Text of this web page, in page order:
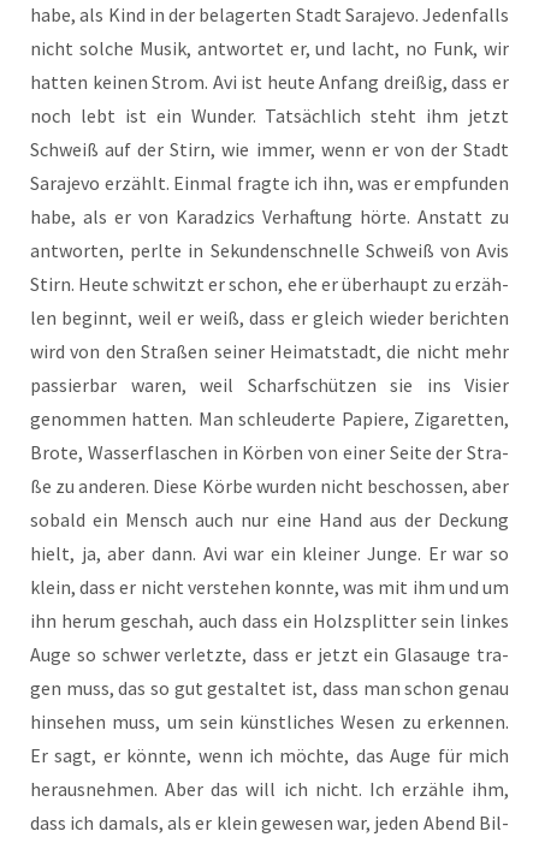
habe, als Kind in der bela­ger­ten Stadt Sara­je­vo. Jeden­falls
nicht sol­che Musik, ant­wor­tet er, und lacht, no Funk, wir
hat­ten kei­nen Strom. Avi ist heu­te Anfang drei­ßig, dass er
noch lebt ist ein Wun­der. Tat­säch­lich steht ihm jetzt
Schweiß auf der Stirn, wie immer, wenn er von der Stadt
Sara­je­vo erzählt. Ein­mal frag­te ich ihn, was er emp­fun­den
habe, als er von Karad­zics Ver­haf­tung hör­te. Anstatt zu
ant­wor­ten, perl­te in Sekun­den­schnel­le Schweiß von Avis
Stirn. Heu­te schwitzt er schon, ehe er über­haupt zu erzäh­
len beginnt, weil er weiß, dass er gleich wie­der berich­ten
wird von den Stra­ßen sei­ner Hei­mat­stadt, die nicht mehr
pas­sier­bar waren, weil Scharf­schüt­zen sie ins Visier
genom­men hat­ten. Man schleu­der­te Papie­re, Ziga­ret­ten,
Bro­te, Was­ser­fla­schen in Kör­ben von einer Sei­te der Stra­
ße zu ande­ren. Die­se Kör­be wur­den nicht beschos­sen, aber
sobald ein Mensch auch nur eine Hand aus der Deckung
hielt, ja, aber dann. Avi war ein klei­ner Jun­ge. Er war so
klein, dass er nicht ver­ste­hen konn­te, was mit ihm und um
ihn her­um geschah, auch dass ein Holz­split­ter sein lin­kes
Auge so schwer ver­letz­te, dass er jetzt ein Glas­au­ge tra­
gen muss, das so gut gestal­tet ist, dass man schon genau
hin­se­hen muss, um sein künst­li­ches Wesen zu erken­nen.
Er sagt, er könn­te, wenn ich möch­te, das Auge für mich
her­aus­neh­men. Aber das will ich nicht. Ich erzäh­le ihm,
dass ich damals, als er klein gewe­sen war, jeden Abend Bil­